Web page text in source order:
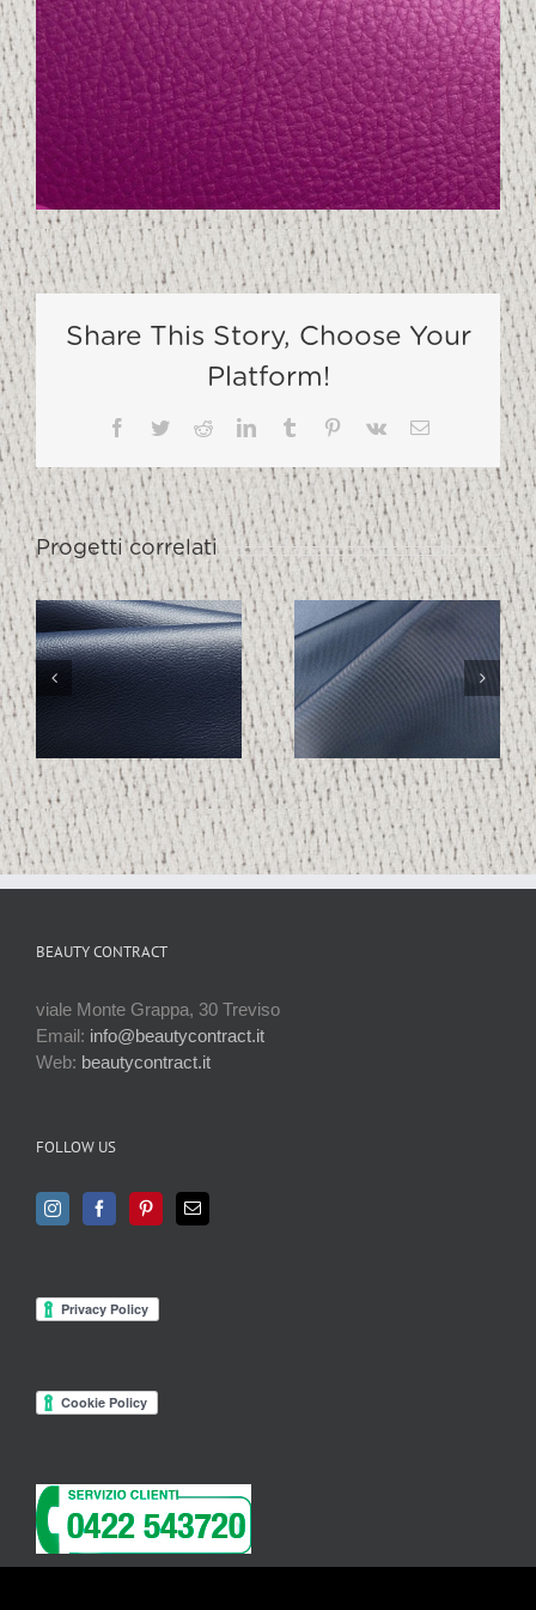
Share This Story, Choose Your
Platform!
Facebook
TwitterRedditLinkedInTumblr Pinterest
Vk Email
Progetti correlati
TECHNO
1997
TECHNO
BEAUTY CONTRACT
viale Monte Grappa, 30 Treviso
Email: info@beautycontract.it
Web: beautycontract.it
FOLLOW US